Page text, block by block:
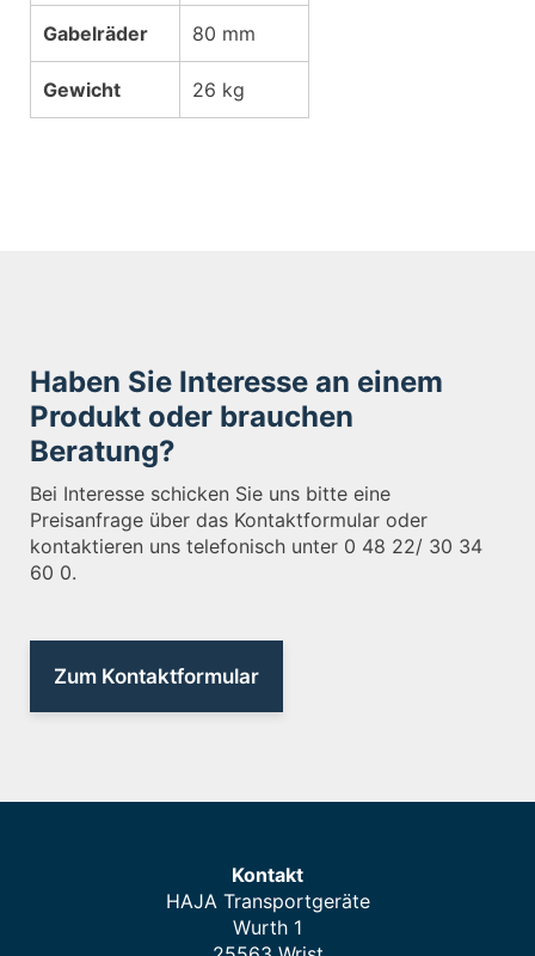
Gabelräder 80 mm
Gewicht 26 kg
Haben Sie Interesse an einem
Produkt oder brauchen
Beratung?
Bei Interesse schicken Sie uns bitte eine
Preisanfrage über das Kontaktformular oder
kontaktieren uns telefonisch unter 0 48 22/ 30 34
60 0.
Zum Kontaktformular
Kontakt
HAJA Transportgeräte
Wurth 1